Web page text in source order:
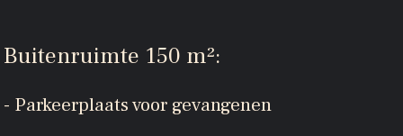
Buitenruimte 150 m²:
- Parkeerplaats voor gevangenen